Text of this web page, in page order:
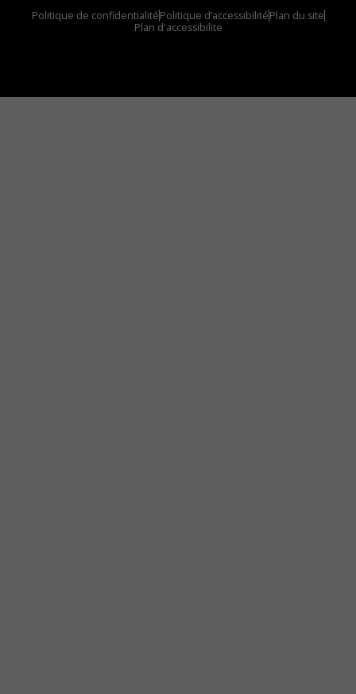
Politique de confidentialitéPolitique d’accessibilitéPlan du site
Plan d'accessibilite